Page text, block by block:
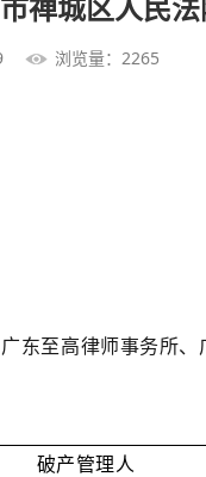
浏览量：2265
东至高律师事务所
破产管理人